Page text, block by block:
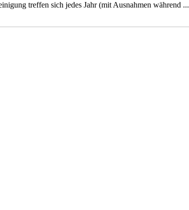
treffen sich jedes Jahr (mit Ausnahmen während ...